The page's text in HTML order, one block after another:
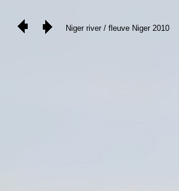
Niger river / fleuve Niger 2010